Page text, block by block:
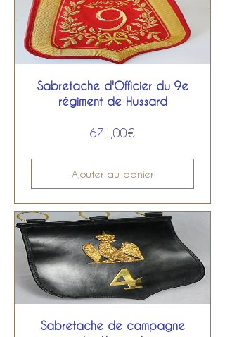
Sabretache d'Officier du 9e
régiment de Hussard
671,00€Prix
Ajouter au panier
Sabretache de campagne